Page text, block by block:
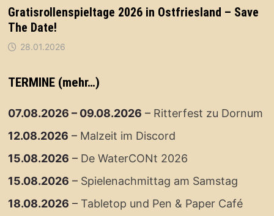
Gratisrollenspieltage 2026 in Ostfriesland – Save
The Date!
28.01.2026
TERMINE (mehr…)
07.08.2026 – 09.08.2026 – Ritterfest zu Dornum
12.08.2026 – Malzeit im Discord
15.08.2026 – De WaterCONt 2026
15.08.2026 – Spielenachmittag am Samstag
18.08.2026 – Tabletop und Pen & Paper Café